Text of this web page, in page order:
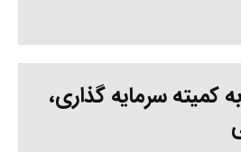
کمیته سرمایه گذاری،